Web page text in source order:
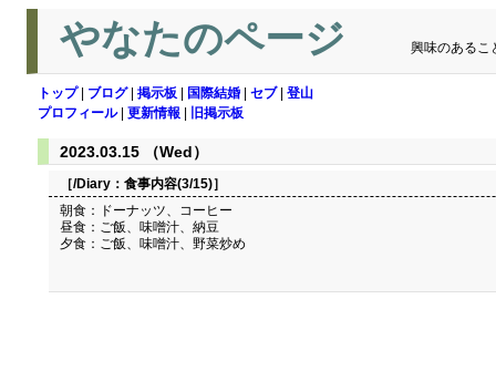
やなたのページ 興味のあるこ
トップ| ブログ| 掲示板 国際結婚 セブ| 登山
プロフィール| 更新情報 旧掲示板
2023.03.15 （Wed）
［/Diary： 食事内容(3/15)］
朝食：ドーナッツ、コーヒー
昼食：ご飯、味噌汁、納豆
夕食：ご飯、味噌汁、野菜炒め